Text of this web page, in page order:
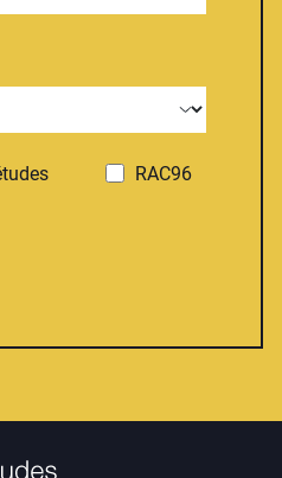
RAC96